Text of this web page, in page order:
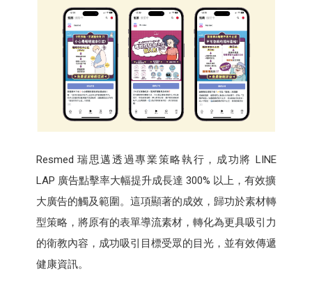
Resmed 瑞思邁透過專業策略執行，成功將 LINE
LAP 廣告點擊率大幅提升成長達 300% 以上，有效擴
大廣告的觸及範圍。這項顯著的成效，歸功於素材轉
型策略，將原有的表單導流素材，轉化為更具吸引力
的衛教內容，成功吸引目標受眾的目光，並有效傳遞
健康資訊。